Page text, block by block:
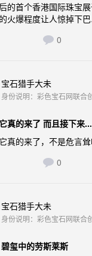
的首个香港国际珠宝
火爆程度让人惊掉下
0
宝石猎手大未
身份说明：彩色宝石网联合
真的来了 而且接下来
真的来了，不是危言
0
宝石猎手大未
身份说明：彩色宝石网联合
玺中的劳斯莱斯